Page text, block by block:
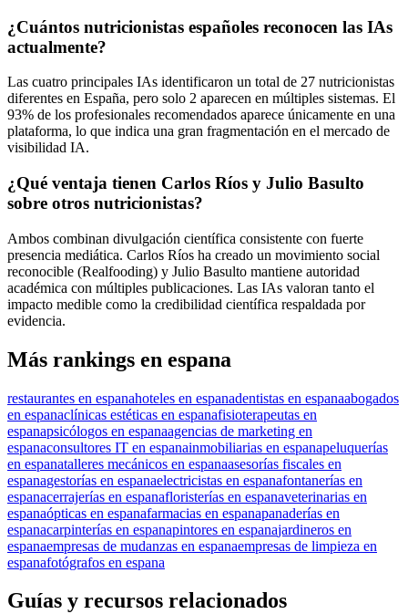
¿Cuántos nutricionistas españoles reconocen las IAs
actualmente?
Las cuatro principales IAs identificaron un total de 27 nutricionistas
diferentes en España, pero solo 2 aparecen en múltiples sistemas. El
93% de los profesionales recomendados aparece únicamente en una
plataforma, lo que indica una gran fragmentación en el mercado de
visibilidad IA.
¿Qué ventaja tienen Carlos Ríos y Julio Basulto
sobre otros nutricionistas?
Ambos combinan divulgación científica consistente con fuerte
presencia mediática. Carlos Ríos ha creado un movimiento social
reconocible (Realfooding) y Julio Basulto mantiene autoridad
académica con múltiples publicaciones. Las IAs valoran tanto el
impacto medible como la credibilidad científica respaldada por
evidencia.
Más rankings en espana
restaurantes en espanahoteles en espanadentistas en espanaabogados
en espanaclínicas estéticas en espanafisioterapeutas en
espanapsicólogos en espanaagencias de marketing en
espanaconsultores IT en espanainmobiliarias en espanapeluquerías
en espanatalleres mecánicos en espanaasesorías fiscales en
espanagestorías en espanaelectricistas en espanafontanerías en
espanacerrajerías en espanafloristerías en espanaveterinarias en
espanaópticas en espanafarmacias en espanapanaderías en
espanacarpinterías en espanapintores en espanajardineros en
espanaempresas de mudanzas en espanaempresas de limpieza en
espanafotógrafos en espana
Guías y recursos relacionados